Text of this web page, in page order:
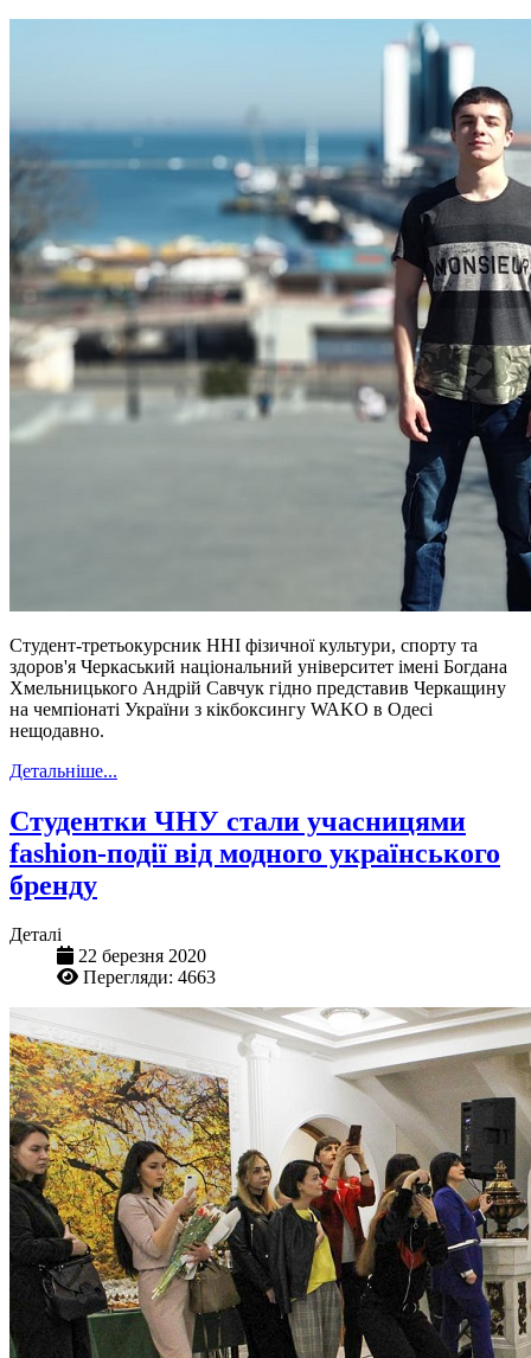
Студент-третьокурсник ННІ фізичної культури, спорту та
здоров'я Черкаський національний університет імені Богдана
Хмельницького Андрій Савчук гідно представив Черкащину
на чемпіонаті України з кікбоксингу WAKO в Одесі
нещодавно.
Детальніше...
Студентки ЧНУ стали учасницями
fashion-події від модного українського
бренду
Деталі
22 березня 2020
Перегляди: 4663